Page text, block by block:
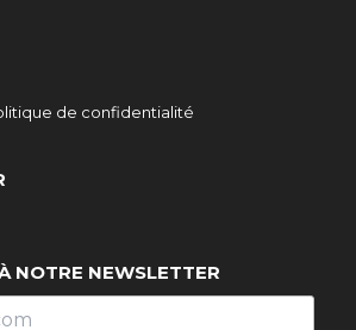
de confidentialité
NOTRE NEWSLETTER